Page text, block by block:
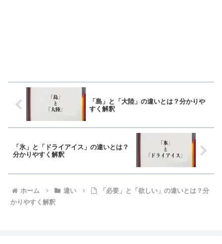
「島」と「大陸」の違いとは？分かりや
すく解釈
「氷」と「ドライアイス」の違いとは？
分かりやすく解釈
ホーム 違い
「必要」と「欲しい」の違いとは？分
かりやすく解釈